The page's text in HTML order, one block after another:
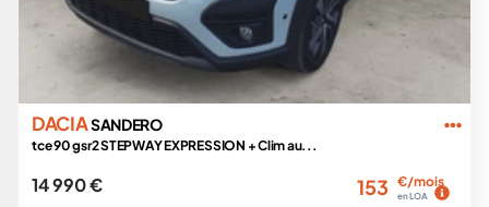
DACIASANDERO
tce 90 gsr2 STEPWAY EXPRESSION + Clim au...
14 990 € 153 €/mois
en LOA